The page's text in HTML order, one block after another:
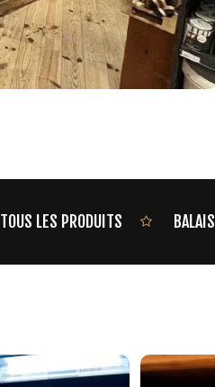
TOUS LES PRODUITS BALAIS